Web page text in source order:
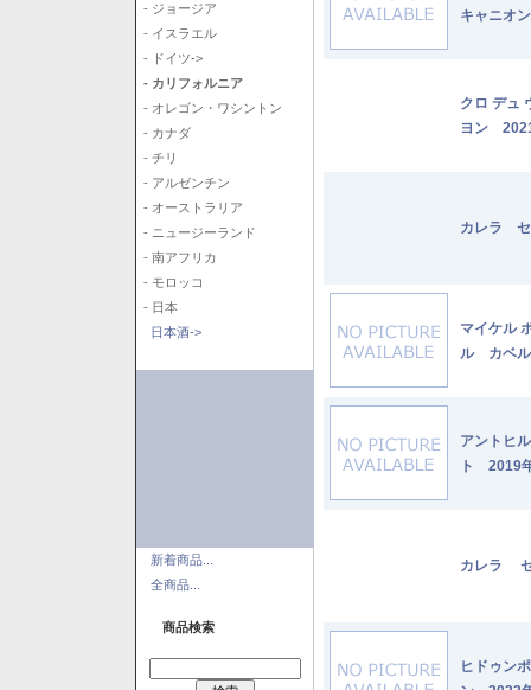
- ジョージア
- イスラエル
- ドイツ->
- カリフォルニア
- オレゴン・ワシントン
- カナダ
- チリ
- アルゼンチン
- オーストラリア
- ニュージーランド
- 南アフリカ
- モロッコ
- 日本
日本酒->
新着商品...
全商品...
商品検索
キャニオ
クロ デュ
ヨン
カレラ
マイケル
ル カベ
アントヒ
ト 2019
カレラ
ヒドゥン